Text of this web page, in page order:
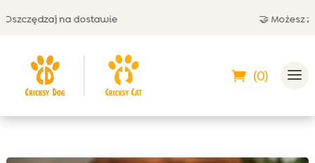
na dostawie 🤝 Możesz
(0)